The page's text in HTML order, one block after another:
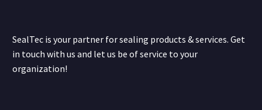
SealTec is your partner for sealing products & services. Get
in touch with us and let us be of service to your
organization!